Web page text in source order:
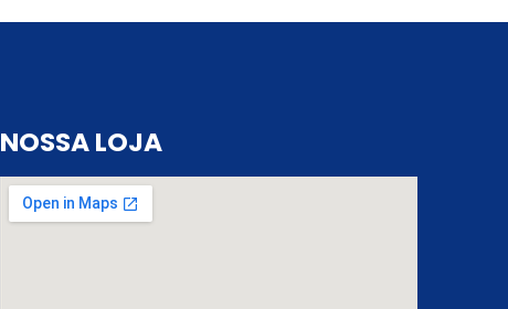
NOSSA LOJA